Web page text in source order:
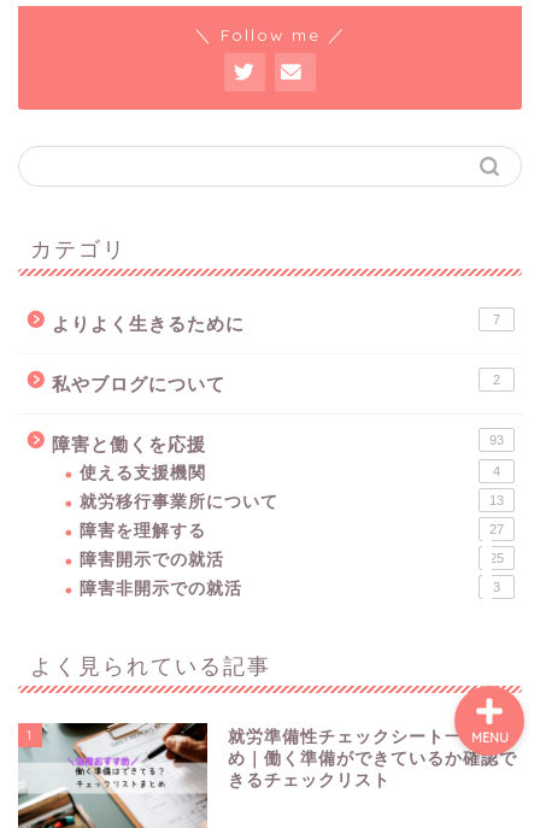
＼ Follow me ／
カテゴリ
よりよく生きるために 7
私やブログについて 2
障害と働くを応援 93
使える支援機関 4
就労移行事業所について 13
障害を理解する 27
障害開示での就活 25
障害非開示での就活 3
よく見られている記事
1
就労準備性チェックシート一覧まと
め｜働く準備ができているか確認で
きるチェックリスト
MENU
障害非開示での就活
就労移行事業所について